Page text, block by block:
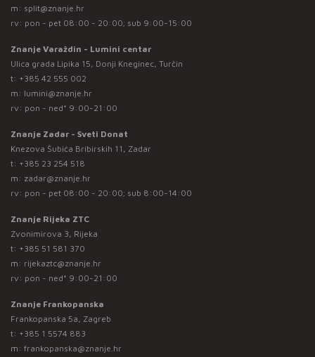
m: split@znanje.hr
rv: pon - pet 08:00 - 20:00; sub 9:00-15:00
Znanje Varaždin - Lumini centar
Ulica grada Lipika 15, Donji Kneginec, Turčin
t: +385 42 555 002
m: lumini@znanje.hr
rv: pon - ned* 9:00-21:00
Znanje Zadar - Sveti Donat
Knezova Šubića Bribirskih 11, Zadar
t: +385 23 254 518
m: zadar@znanje.hr
rv: pon - pet 08:00 - 20:00; sub 8:00-14:00
Znanje Rijeka ZTC
Zvonimirova 3, Rijeka
t: +385 51 581 370
m: rijekaztc@znanje.hr
rv: pon - ned* 9:00-21:00
Znanje Frankopanska
Frankopanska 5a, Zagreb
t: +385 1 5574 883
m: frankopanska@znanje.hr